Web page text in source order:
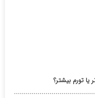
یا تورم بیشتر؟